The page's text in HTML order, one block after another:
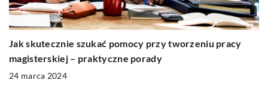
Jak skutecznie szukać pomocy przy tworzeniu pracy
magisterskiej – praktyczne porady
24 marca 2024